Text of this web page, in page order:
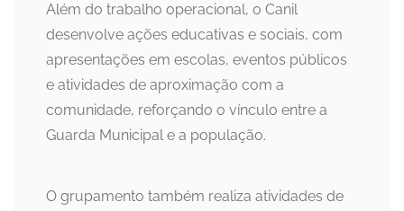
Além do trabalho operacional, o Canil
desenvolve ações educativas e sociais, com
apresentações em escolas, eventos públicos
e atividades de aproximação com a
comunidade, reforçando o vínculo entre a
Guarda Municipal e a população.
O grupamento também realiza atividades de